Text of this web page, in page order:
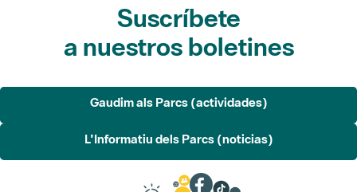
Suscríbete
a nuestros boletines
Gaudim als Parcs (actividades)
L'Informatiu dels Parcs (noticias)